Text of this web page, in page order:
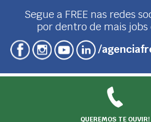
Segue a FREE nas redes
por dentro de mais jobs
/
QUEREMOS TE OUVIR!